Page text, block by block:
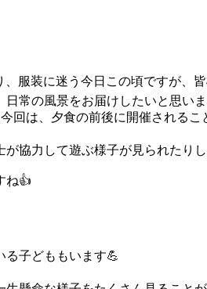
服装に迷う今日この頃ですが、皆
常の風景をお届けしたいと思い
は、夕食の前後に開催されるこ
協力して遊ぶ様子が見られたりし
ね👍
る子どももいます💪